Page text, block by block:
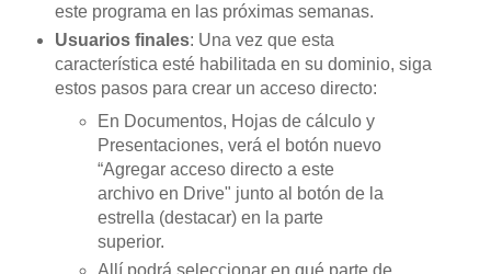
este programa en las próximas semanas.
Usuarios finales: Una vez que esta
característica esté habilitada en su dominio, siga
estos pasos para crear un acceso directo:
En Documentos, Hojas de cálculo y
Presentaciones, verá el botón nuevo
“Agregar acceso directo a este
archivo en Drive" junto al botón de la
estrella (destacar) en la parte
superior.
Allí podrá seleccionar en qué parte de